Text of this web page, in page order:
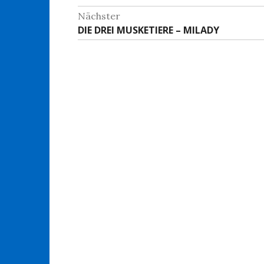
Beitrag:
Nächster
Nächster
Beitrag:
DIE DREI MUSKETIERE – MILADY